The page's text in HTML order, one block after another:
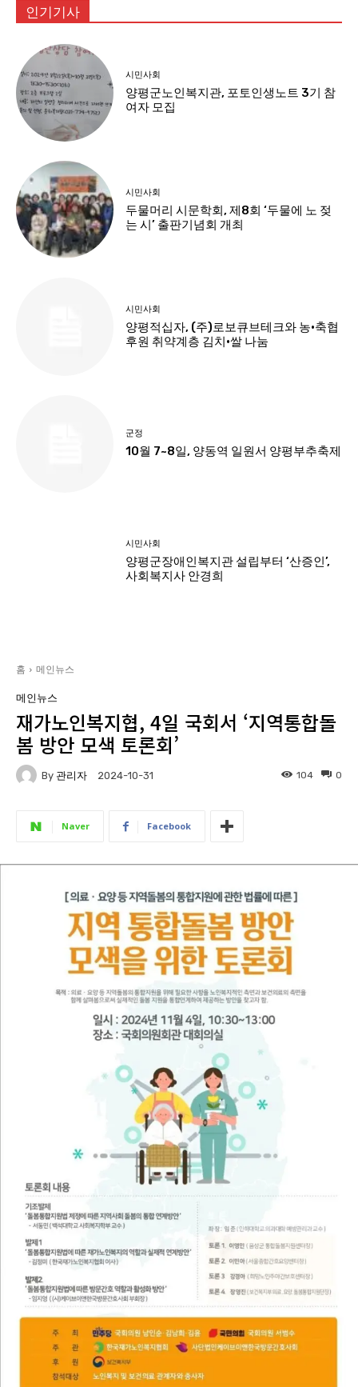
인기기사
시민사회
양평군노인복지관, 포토인생노트 3기 참
여자 모집
시민사회
두물머리 시문학회, 제8회 ‘두물에 노 젖
는 시’ 출판기념회 개최
시민사회
양평적십자, (주)로보큐브테크와 농·축협
후원 취약계층 김치·쌀 나눔
군정
10월 7~8일, 양동역 일원서 양평부추축제
시민사회
양평군장애인복지관 설립부터 ‘산증인’,
사회복지사 안경희